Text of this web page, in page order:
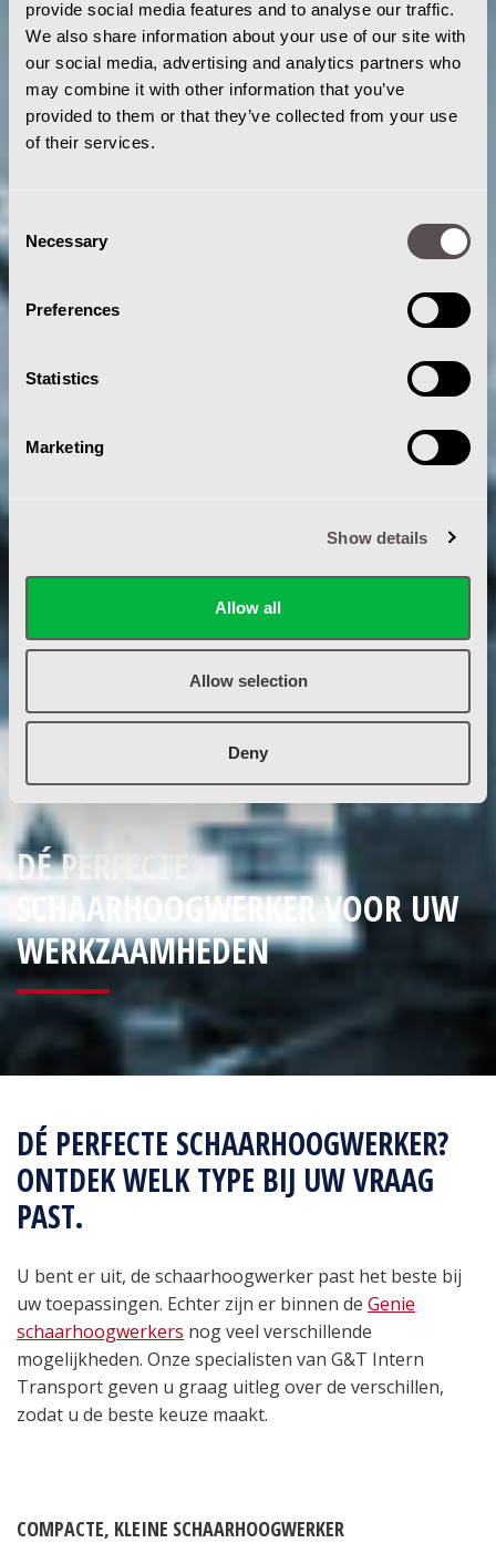
provide social media features and to analyse our traffic.
We also share information about your use of our site with
our social media, advertising and analytics partners who
may combine it with other information that you’ve
provided to them or that they’ve collected from your use
of their services.
Selection
Necessary
Preferences
Statistics
Marketing
Show details
Allow all
Allow selection
Deny
DÉ PERFECTE
SCHAARHOOGWERKER VOOR UW
WERKZAAMHEDEN
DÉ PERFECTE SCHAARHOOGWERKER?
ONTDEK WELK TYPE BIJ UW VRAAG
PAST.
U bent er uit, de schaarhoogwerker past het beste bij
uw toepassingen. Echter zijn er binnen de Genie
schaarhoogwerkers nog veel verschillende
mogelijkheden. Onze specialisten van G&T Intern
Transport geven u graag uitleg over de verschillen,
zodat u de beste keuze maakt.
COMPACTE, KLEINE SCHAARHOOGWERKER